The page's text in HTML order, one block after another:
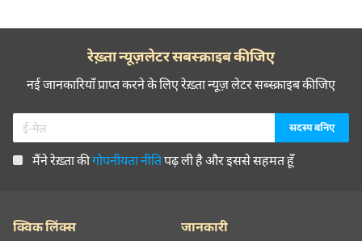
रेख़्ता न्यूज़लेटर सबस्क्राइब कीजिए
नई जानकारियाँ प्राप्त करने के लिए रेख़्ता न्यूज़ लेटर सब्स्क्राइब कीजिए
मैंने रेख़्ता कीगोपनीयता नीतिपढ़ ली है और इससे सहमत हूँ
क्विक लिंक्स जानकारी